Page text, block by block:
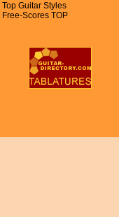
Top Guitar Styles
Free-Scores TOP